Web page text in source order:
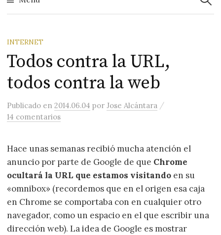
INTERNET
Todos contra la URL,
todos contra la web
Publicado en2014.06.04 porJose Alcántara /
14 comentarios
Hace unas semanas recibió mucha atención el
anuncio por parte de Google de que Chrome
ocultará la URL que estamos visitando en su
«omnibox» (recordemos que en el origen esa caja
en Chrome se comportaba con en cualquier otro
navegador, como un espacio en el que escribir una
dirección web). La idea de Google es mostrar